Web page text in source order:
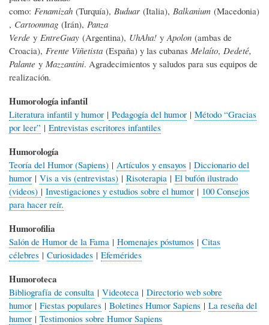
como: Fenamizah (Turquía), Buduar (Italia), Balkanium (Macedonia)
, Cartoonmag (Irán), Panza
Verde y EntreGuay (Argentina), UhAha! y Apolon (ambas de
Croacia), Frente Viñetista (España) y las cubanas Melaíto, Dedeté,
Palante y Mazzantini. Agradecimientos y saludos para sus equipos de
realización.
Humorología infantil
Literatura infantil y humor | Pedagogía del humor | Método “Gracias
por leer” | Entrevistas escritores infantiles
Humorología
Teoría del Humor (Sapiens) | Artículos y ensayos | Diccionario del
humor | Vis a vis (entrevistas) | Risoterapia | El bufón ilustrado
(videos) | Investigaciones y estudios sobre el humor | 100 Consejos
para hacer reír.
Humorofilia
Salón de Humor de la Fama | Homenajes póstumos | Citas
célebres | Curiosidades | Efemérides
Humoroteca
Bibliografía de consulta | Videoteca | Directorio web sobre
humor | Fiestas populares | Boletines Humor Sapiens | La reseña del
humor | Testimonios sobre Humor Sapiens